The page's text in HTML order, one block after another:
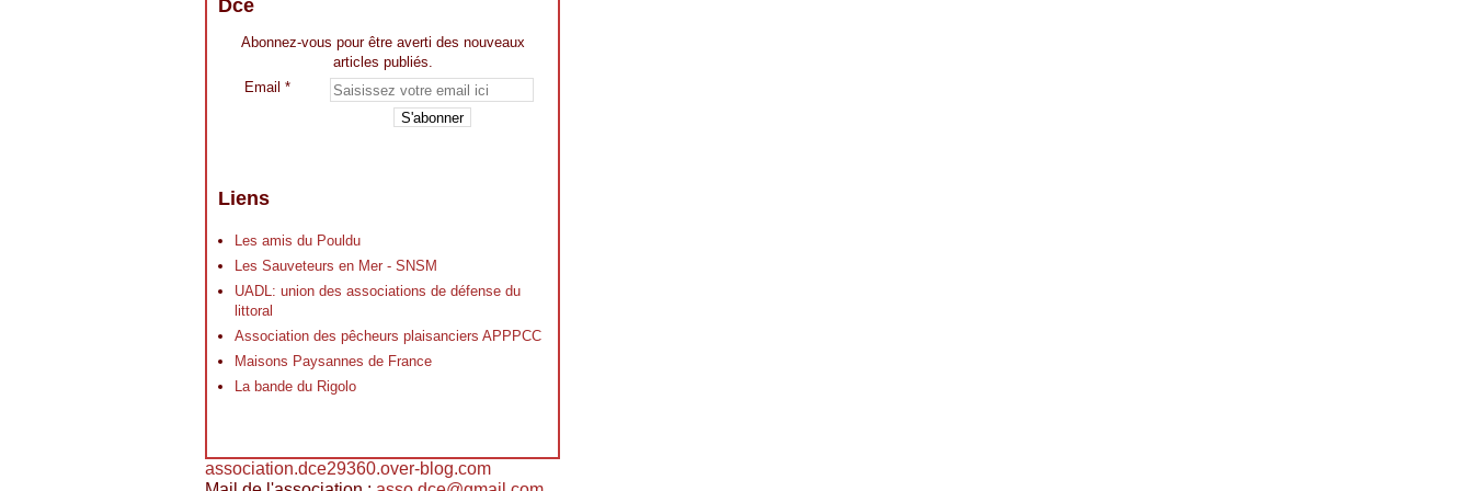
Dce
Abonnez-vous pour être averti des nouveaux
articles publiés.
Email
Liens
Les amis du Pouldu
Les Sauveteurs en Mer - SNSM
UADL: union des associations de défense du
littoral
Association des pêcheurs plaisanciers APPPCC
Maisons Paysannes de France
La bande du Rigolo
association.dce29360.over-blog.com